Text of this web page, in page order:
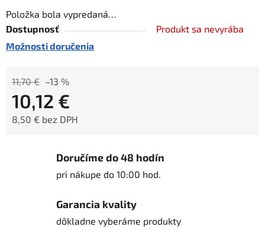
Položka bola vypredaná…
Dostupnosť
Produkt sa nevyrába
Možnosti doručenia
11,70 € –13 %
10,12 €
8,50 € bez DPH
Doručíme do 48 hodín
pri nákupe do 10:00 hod.
Garancia kvality
dôkladne vyberáme produkty